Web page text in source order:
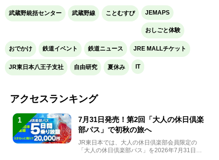
武蔵野統括センター 武蔵野線 ことむすび JEMAPS
おしごと体験
おでかけ 鉄道イベント 鉄道ニュース JRE MALLチケット
JR東日本八王子支社 自由研究 夏休み IT
アクセスランキング
1
7月31日発売！第2回「大人の休日倶楽
部パス」で初秋の旅へ
JR東日本では、大人の休日倶楽部会員限定の
「大人の休日倶楽部パス」を2026年7月31日